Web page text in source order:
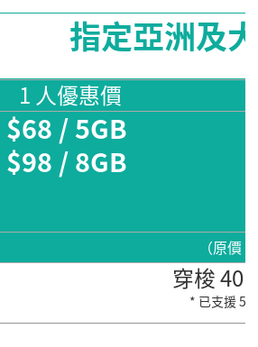
指定亞洲及
1 人優惠價
$68 / 5GB
$98 / 8GB
（原價
穿梭 40
* 已支援